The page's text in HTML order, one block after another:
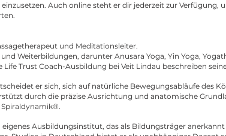
Auch online steht er dir jederzeit zur Verfügung,
und Meditationsleiter.
Weiterbildungen, darunter Anusara Yoga, Yin Yoga,
Life Trust Coach-Ausbildung bei Veit Lindau beschreiben
er sich, sich auf natürliche Bewegungsabläufe des
durch die präzise Ausrichtung und anatomische
eigenes Ausbildungsinstitut, das als Bildungsträger